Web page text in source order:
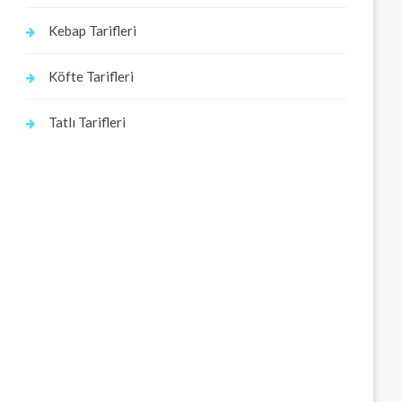
Kebap Tarifleri
Köfte Tarifleri
Tatlı Tarifleri